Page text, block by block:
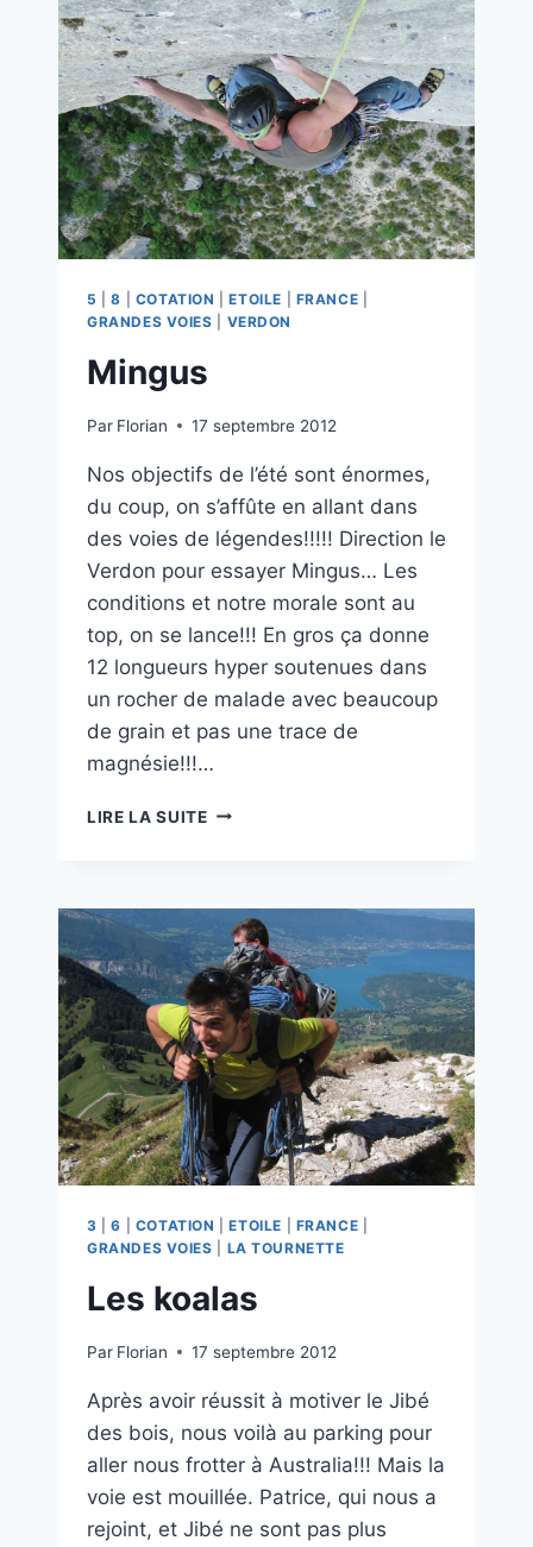
5 |8 COTATION |ETOILE FRANCE
GRANDES VOIES
VERDON
Mingus
Par Florian 17 septembre 2012
Nos objectifs de l’été sont énormes,
du coup, on s’affûte en allant dans
des voies de légendes!!!!! Direction le
Verdon pour essayer Mingus… Les
conditions et notre morale sont au
top, on se lance!!! En gros ça donne
12 longueurs hyper soutenues dans
un rocher de malade avec beaucoup
de grain et pas une trace de
magnésie!!!…
LIRE LA SUITEMINGUS
3 |6 COTATION |ETOILE FRANCE
GRANDES VOIES
LA TOURNETTE
Les koalas
Par Florian 17 septembre 2012
Après avoir réussit à motiver le Jibé
des bois, nous voilà au parking pour
aller nous frotter à Australia!!! Mais la
voie est mouillée. Patrice, qui nous a
rejoint, et Jibé ne sont pas plus